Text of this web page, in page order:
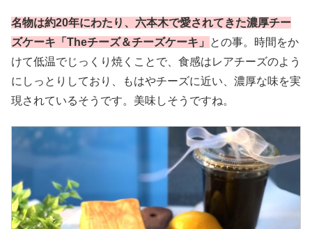
名物は約20年にわたり、六本木で愛されてきた濃厚チー
ズケーキ「Theチーズ＆チーズケーキ」
との事。時間をか
けて低温でじっくり焼くことで、食感はレアチーズのよう
にしっとりしており、もはやチーズに近い、濃厚な味を実
現されているそうです。美味しそうですね。